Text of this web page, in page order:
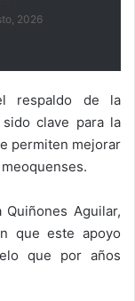
2026
respaldo de la
clave para la
permiten mejorar
Aguilar,
que este apoyo
que por años